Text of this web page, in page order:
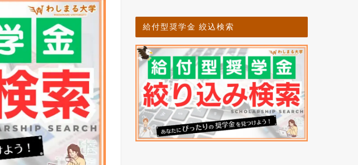
給付型奨学金 絞込検索